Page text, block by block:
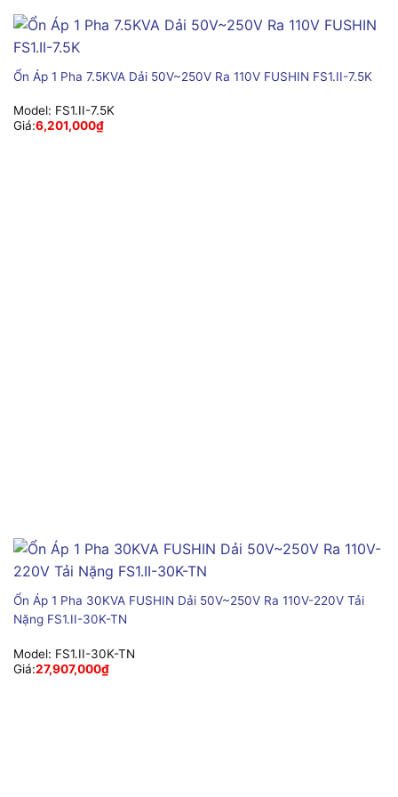
Ổn Áp 1 Pha 7.5KVA Dải 50V~250V Ra 110V FUSHIN FS1.II-7.5K
Model: FS1.II-7.5K
Giá:6,201,000₫
Ổn Áp 1 Pha 30KVA FUSHIN Dải 50V~250V Ra 110V-220V Tải
Nặng FS1.II-30K-TN
Model: FS1.II-30K-TN
Giá:27,907,000₫